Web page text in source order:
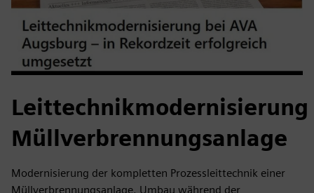
Leittechnikmodernisierung
Müllverbrennungsanlage
Modernisierung der kompletten Prozessleittechnik einer
Müllverbrennungsanlage. Umbau während der